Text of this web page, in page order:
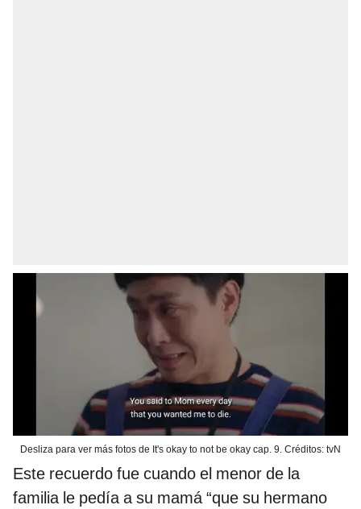
Desliza para ver más fotos de It's okay to not be okay cap. 9. Créditos: tvN
Este recuerdo fue cuando el menor de la
familia le pedía a su mamá “que su hermano